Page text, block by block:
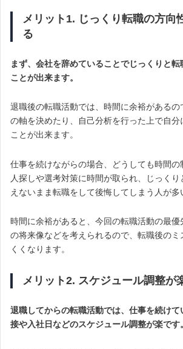
メリット1. じっくり転職の方向
る
まず、会社を辞めていることでじっくりと
ことが出来ます。
退職後の転職活動では、時間に余裕がある
の軸を決めたり、自己分析を行った上で自分
ことが出来ます。
仕事を続けながらの場合、どうしても時間
人探しや選考対策に時間が取られ、じっく
えないまま転職をして後悔してしまう人が多
時間に余裕があると、今回の転職活動の最優
の将来像などを考えられるので、転職後のミ
くくなります。
メリット2. スケジュール調整が
退職してからの転職活動では、仕事を続け
接や入社日などのスケジュール調整が楽です。